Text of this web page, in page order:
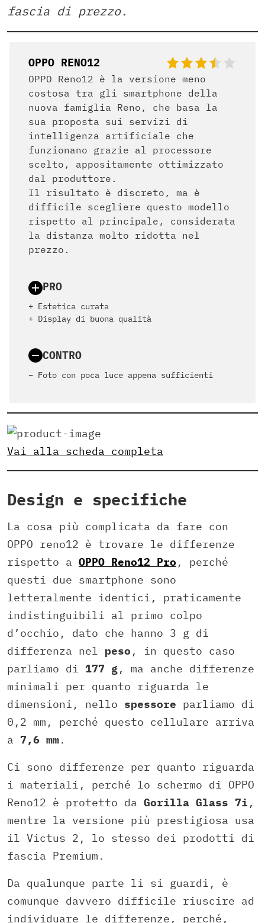
fascia di prezzo.
OPPO RENO12
OPPO Reno12 è la versione meno
costosa tra gli smartphone della
nuova famiglia Reno, che basa la
sua proposta sui servizi di
intelligenza artificiale che
funzionano grazie al processore
scelto, appositamente ottimizzato
dal produttore.
Il risultato è discreto, ma è
difficile scegliere questo modello
rispetto al principale, considerata
la distanza molto ridotta nel
prezzo.
PRO
+ Estetica curata
+ Display di buona qualità
CONTRO
– Foto con poca luce appena sufficienti
Vai alla scheda completa
Design e specifiche
La cosa più complicata da fare con
OPPO reno12 è trovare le differenze
rispetto a OPPO Reno12 Pro , perché
questi due smartphone sono
letteralmente identici, praticamente
indistinguibili al primo colpo
d’occhio, dato che hanno 3 g di
differenza nel peso , in questo caso
parliamo di 177 g, ma anche differenze
minimali per quanto riguarda le
dimensioni, nello spessore parliamo di
0,2 mm, perché questo cellulare arriva
a 7,6 mm.
Ci sono differenze per quanto riguarda
i materiali, perché lo schermo di OPPO
Reno12 è protetto da Gorilla Glass 7i ,
mentre la versione più prestigiosa usa
il Victus 2, lo stesso dei prodotti di
fascia Premium.
Da qualunque parte li si guardi, è
comunque davvero difficile riuscire ad
individuare le differenze, perché,